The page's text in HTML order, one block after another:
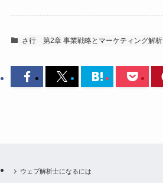
さ行 第2章 事業戦略とマーケティング解析
ウェブ解析士になるには